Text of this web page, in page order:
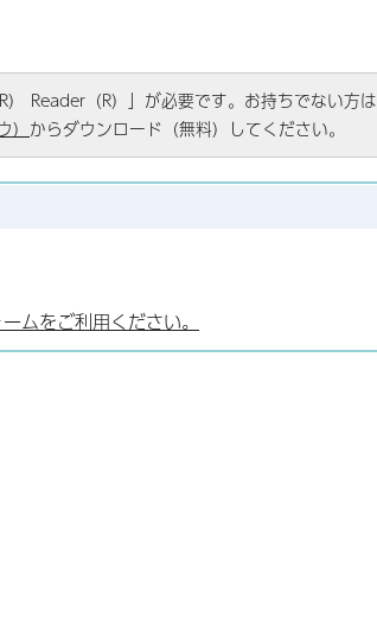
Reader（R）」が必要です。お持ちでない方は
からダウンロード（無料）してください。
ムをご利用ください。